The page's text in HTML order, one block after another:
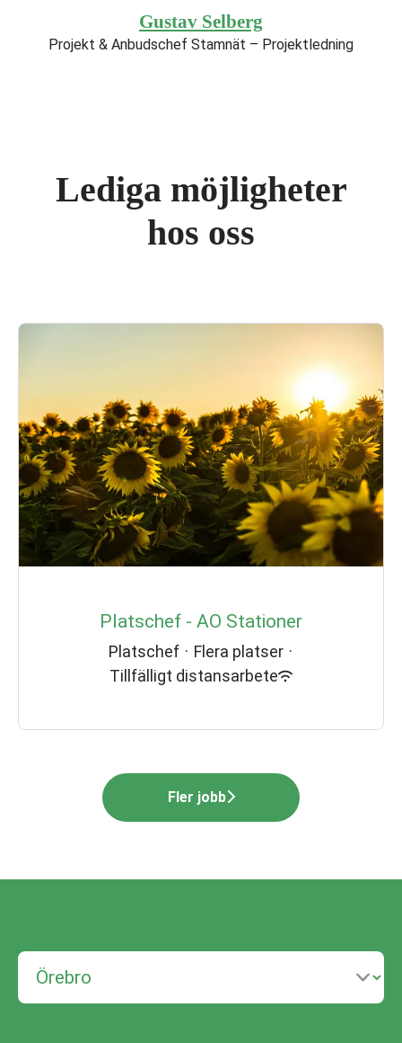
Gustav Selberg
Projekt & Anbudschef Stamnät – Projektledning
Lediga möjligheter
hos oss
Platschef - AO Stationer
Platschef · Flera platser ·
Tillfälligt distansarbete
Fler jobb